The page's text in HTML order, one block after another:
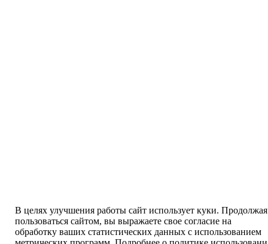
В целях улучшения работы сайт использует куки. Продолжая
пользоваться сайтом, вы выражаете свое согласие на
обработку ваших статистических данных с использованием